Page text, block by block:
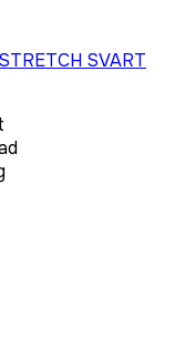
SVART